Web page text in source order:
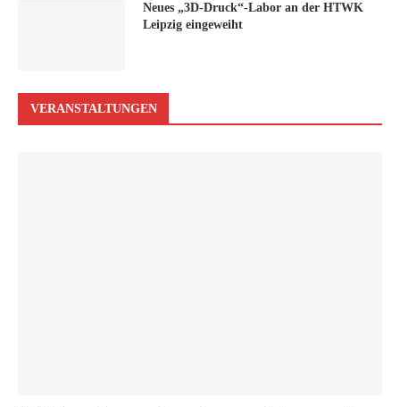
Neues „3D-Druck“-Labor an der HTWK
Leipzig eingeweiht
VERANSTALTUNGEN